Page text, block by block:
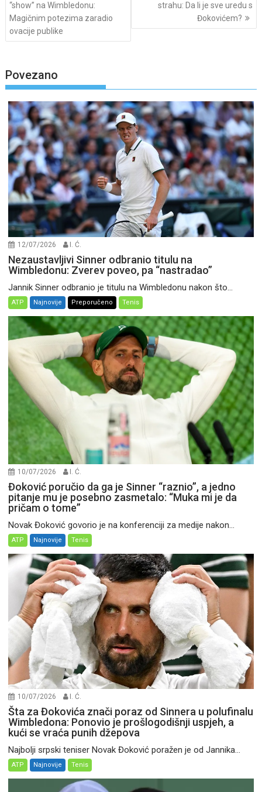
“show” na Wimbledonu:
Magičnim potezima zaradio
ovacije publike
strahu: Da li je sve uredu s
Đokovićem?
Povezano
12/07/2026 I. Ć.
Nezaustavljivi Sinner odbranio titulu na
Wimbledonu: Zverev poveo, pa “nastradao”
Jannik Sinner odbranio je titulu na Wimbledonu nakon što...
ATP Najnovije Preporučeno Tenis
10/07/2026 I. Ć.
Đoković poručio da ga je Sinner “raznio”, a jedno
pitanje mu je posebno zasmetalo: “Muka mi je da
pričam o tome”
Novak Đoković govorio je na konferenciji za medije nakon...
ATP Najnovije Tenis
10/07/2026 I. Ć.
Šta za Đokovića znači poraz od Sinnera u polufinalu
Wimbledona: Ponovio je prošlogodišnji uspjeh, a
kući se vraća punih džepova
Najbolji srpski teniser Novak Đoković poražen je od Jannika...
ATP Najnovije Tenis